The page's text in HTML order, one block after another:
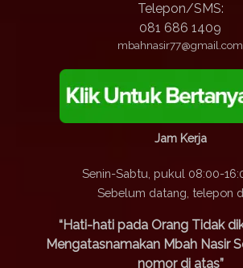
Telepon/SMS:
081 686 1409
mbahnasir77@gmail.com
Jam Kerja
Senin-Sabtu, pukul 08:00-
Sebelum datang, telepon
“Hati-hati pada Orang Tidak
Mengatasnamakan Mbah Nasir
nomor di atas”